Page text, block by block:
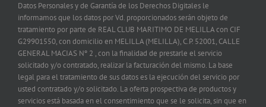
Datos Personales y de Garantía de los Derechos Digitales le
informamos que los datos por Vd. proporcionados serán objeto de
tratamiento por parte de REAL CLUB MARITIMO DE MELILLA con CIF
G29901550, con domicilio en MELILLA (MELILLA), C.P. 52001, CALLE
GENERAL MACIAS Nº 2 , con la finalidad de prestarle el servicio
solicitado y/o contratado, realizar la facturación del mismo. La base
legal para el tratamiento de sus datos es la ejecución del servicio por
usted contratado y/o solicitado. La oferta prospectiva de productos y
servicios está basada en el consentimiento que se le solicita, sin que en